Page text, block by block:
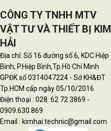
CÔNG TY TNHH MTV
VẬT TƯ VÀ THIẾT BỊ KIM
HẢI
Địa chỉ: Số 16 đường số 6, KDC Hiệp
Bình, P.Hiệp Bình,Tp.Hồ Chí Minh
GPĐK số 0314047224 - Sở KH&ĐT
Tp.HCM cấp ngày 05/10/2016
Điện thoại : 028. 62 72 3869 -
0909.630.869
Email : kimhai.technic@gmail.com